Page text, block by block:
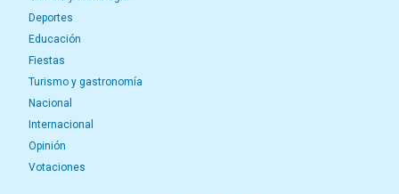
Deportes
Educación
Fiestas
Turismo y gastronomía
Nacional
Internacional
Opinión
Votaciones